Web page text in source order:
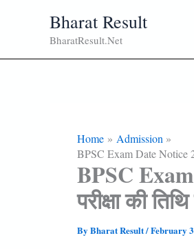
Bharat Result
BharatResult.Net
Home
Admission
BPSC Exam Date Notice
BPSC
परीक्षा की
By Bharat Result/February